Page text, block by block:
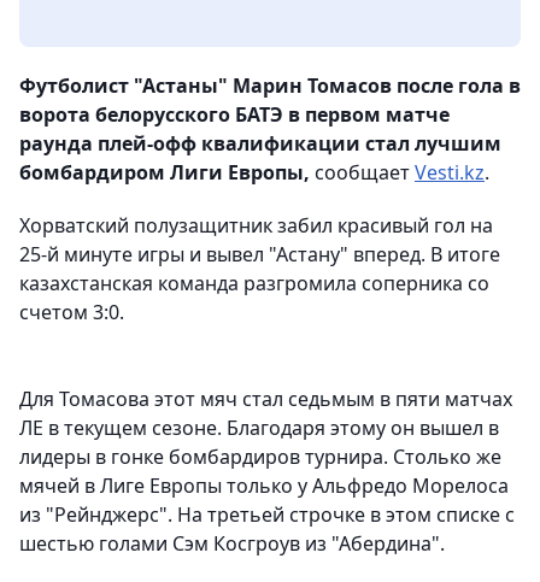
Футболист "Астаны" Марин Томасов после гола в
ворота белорусского БАТЭ в первом матче
раунда плей-офф квалификации стал лучшим
бомбардиром Лиги Европы, сообщаетVesti.kz.
Хорватский полузащитник забил красивый гол на
25-й минуте игры и вывел "Астану" вперед. В итоге
казахстанская команда разгромила соперника со
счетом 3:0.
Для Томасова этот мяч стал седьмым в пяти матчах
ЛЕ в текущем сезоне. Благодаря этому он вышел в
лидеры в гонке бомбардиров турнира. Столько же
мячей в Лиге Европы только у Альфредо Морелоса
из "Рейнджерс". На третьей строчке в этом списке с
шестью голами Сэм Косгроув из "Абердина".